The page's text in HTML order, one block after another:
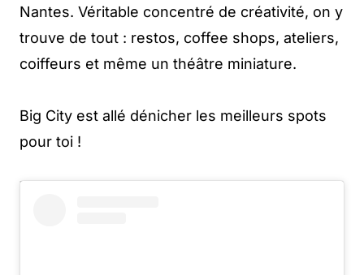
Nantes. Véritable concentré de créativité, on y
trouve de tout : restos, coffee shops, ateliers,
coiffeurs et même un théâtre miniature.
Big City est allé dénicher les meilleurs spots
pour toi !